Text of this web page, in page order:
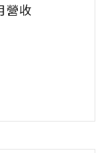
營收